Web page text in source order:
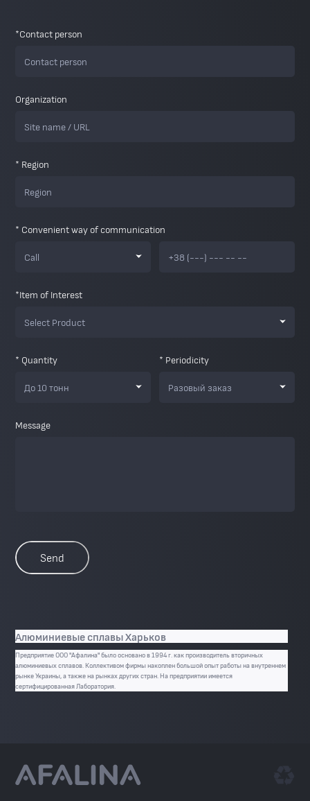
*Contact person
Organization
* Region
* Convenient way of communication
Call
*Item of Interest
Select Product
* Quantity
До 10 тонн
* Periodicity
Разовый заказ
Message
Send
Алюминиевые сплавы Харьков
Предприятие ООО "Афалина" было основано в 1994 г. как производитель вторичных
алюминиевых сплавов. Коллективом фирмы накоплен большой опыт работы на внутреннем
рынке Украины, а также на рынках других стран. На предприятии имеется
сертифицированная Лаборатория.